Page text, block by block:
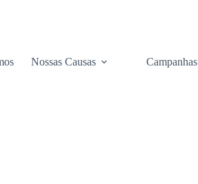
Nossas Causas Campanhas